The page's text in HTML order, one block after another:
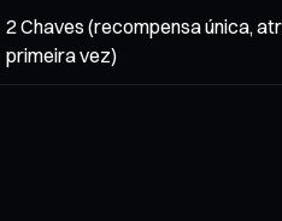
2 Chaves (recompensa única,
primeira vez)